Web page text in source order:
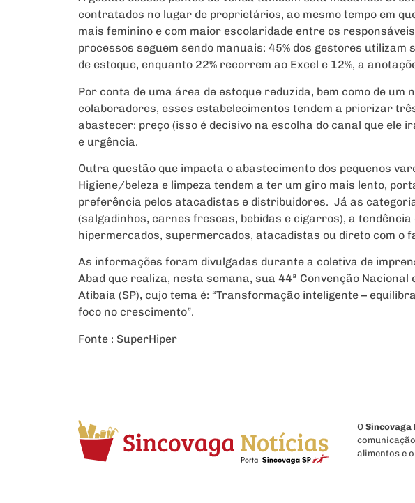
contratados no lugar de proprietários, ao mesmo tempo em
mais feminino e com maior escolaridade entre os
processos seguem sendo manuais: 45% dos gestores
de estoque, enquanto 22% recorrem ao Excel e 12%, a
Por conta de uma área de estoque reduzida, bem como de um
colaboradores, esses estabelecimentos tendem a priorizar
abastecer: preço (isso é decisivo na escolha do canal que ele
e urgência.
Outra questão que impacta o abastecimento dos pequenos
Higiene/beleza e limpeza tendem a ter um giro mais lento,
preferência pelos atacadistas e distribuidores. Já as
(salgadinhos, carnes frescas, bebidas e cigarros), a
hipermercados, supermercados, atacadistas ou direto com o
As informações foram divulgadas durante a coletiva de
Abad que realiza, nesta semana, sua 44ª Convenção Nacional
Atibaia (SP), cujo tema é: “Transformação inteligente –
foco no crescimento”.
Fonte : SuperHiper
O Sincovaga
alimentos e